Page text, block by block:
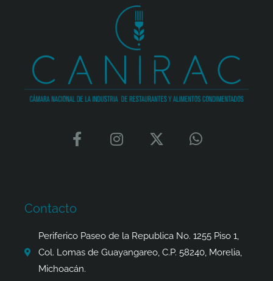
F
a
o
k
-
f
I
n
a
m
X
-
e
r
W
h
p
Contacto
Periferico Paseo de la Republica No. 1255 Piso 1,
Col. Lomas de Guayangareo, C.P. 58240, Morelia,
Michoacán.